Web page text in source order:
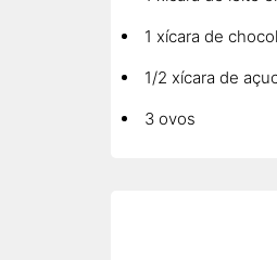
1 xícara de
1/2 xícara de
3 ovos